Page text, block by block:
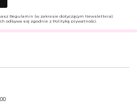
Regulamin (w zakresie dotyczącym Newslettera).
odbywa się zgodnie z Polityką prywatności.